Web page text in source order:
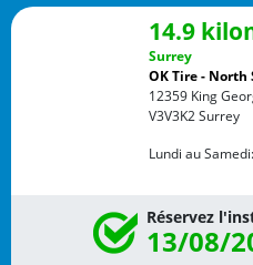
14.9
Surrey
OK Tire - North
12359 King
V3V3K2Surrey
Lundi au Samedi:
Réservez
13/08/